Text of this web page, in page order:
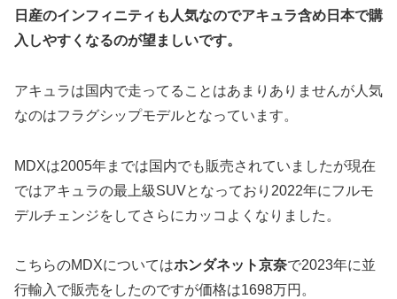
日産のインフィニティも人気なのでアキュラ含め日本で購
入しやすくなるのが望ましいです。
アキュラは国内で走ってることはあまりありませんが人気
なのはフラグシップモデルとなっています。
MDXは2005年までは国内でも販売されていましたが現在
ではアキュラの最上級SUVとなっており2022年にフルモ
デルチェンジをしてさらにカッコよくなりました。
こちらのMDXについてはホンダネット京奈で2023年に並
行輸入で販売をしたのですが価格は1698万円。